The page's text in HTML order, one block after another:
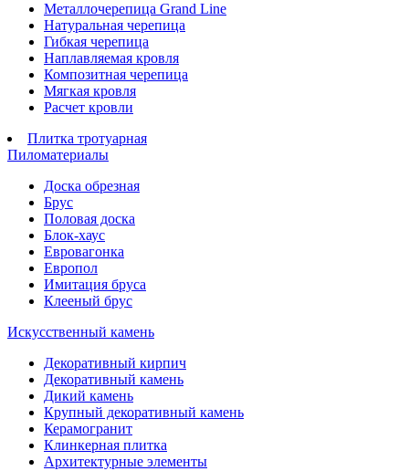
Металлочерепица Grand Line
Натуральная черепица
Гибкая черепица
Наплавляемая кровля
Композитная черепица
Мягкая кровля
Расчет кровли
Плитка тротуарная
Пиломатериалы
Доска обрезная
Брус
Половая доска
Блок-хаус
Евровагонка
Европол
Имитация бруса
Клееный брус
Искусственный камень
Декоративный кирпич
Декоративный камень
Дикий камень
Крупный декоративный камень
Керамогранит
Клинкерная плитка
Архитектурные элементы